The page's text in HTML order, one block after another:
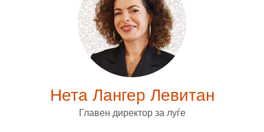
Нета Лангер Левитан
Главен директор за луѓе